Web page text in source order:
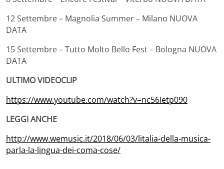
12 Settembre – Magnolia Summer – Milano NUOVA
DATA
15 Settembre – Tutto Molto Bello Fest – Bologna NUOVA
DATA
ULTIMO VIDEOCLIP
https://www.youtube.com/watch?v=nc56Ietp090
LEGGI ANCHE
http://www.wemusic.it/2018/06/03/litalia-della-musica-
parla-la-lingua-dei-coma-cose/